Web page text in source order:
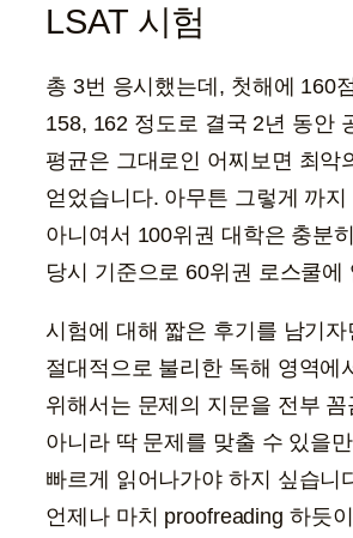
LSAT 시험
총 3번 응시했는데, 첫해에 160
158, 162 정도로 결국 2년 동안
평균은 그대로인 어찌보면 최악
얻었습니다. 아무튼 그렇게 까
아니여서 100위권 대학은 충분
당시 기준으로 60위권 로스쿨에
시험에 대해 짧은 후기를 남기
절대적으로 불리한 독해 영역에
위해서는 문제의 지문을 전부 꼼
아니라 딱 문제를 맞출 수 있을
빠르게 읽어나가야 하지 싶습니
언제나 마치 proofreading 하듯